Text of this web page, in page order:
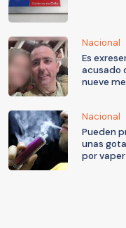
Nacional
Es
acusado
nueve
Nacional
Pueden
unas
por